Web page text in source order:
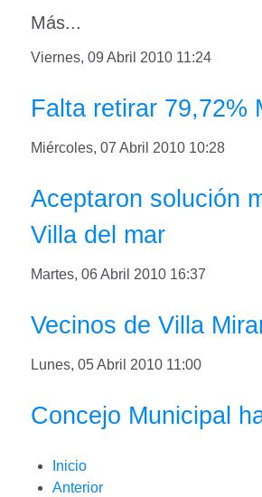
Más...
Viernes, 09 Abril 2010 11:24
Falta retirar 79,72%
Miércoles, 07 Abril 2010 10:28
Aceptaron solución
Villa del mar
Martes, 06 Abril 2010 16:37
Vecinos de Villa
Lunes, 05 Abril 2010 11:00
Concejo Municipal
Inicio
Anterior